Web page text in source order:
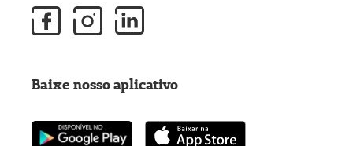
Baixe nosso aplicativo